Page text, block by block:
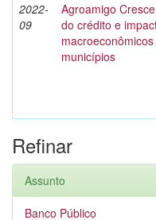
2022-
09
Agroamigo
do crédito e
municípios
Refinar
Assunto
Banco Público